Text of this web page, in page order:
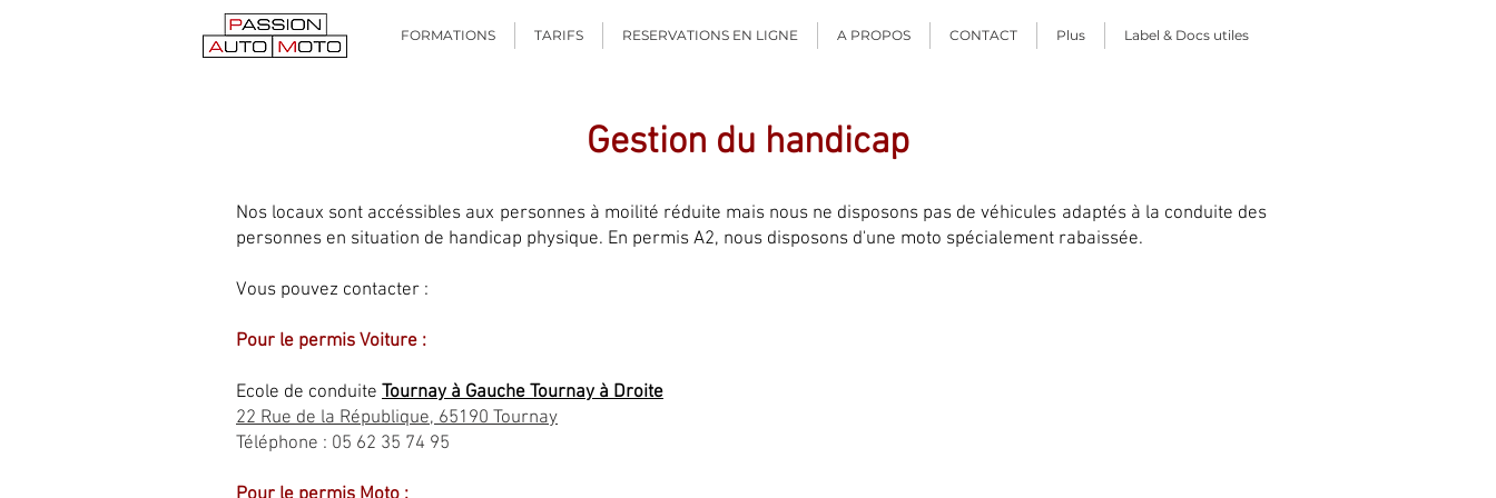
FORMATIONS TARIFS RESERVATIONS EN LIGNE A PROPOS CONTACT Plus Label & Docs utiles
Gestion du handicap
Nos locaux sont accéssibles aux personnes à moilité réduite mais nous ne disposons pas de véhicules adaptés à la conduite des
personnes en situation de handicap physique. En permis A2, nous disposons d'une moto spécialement rabaissée.
Vous pouvez contacter :
Pour le permis Voiture :
Ecole de conduite Tournay à Gauche Tournay à Droite
22 Rue de la République, 65190 Tournay
Téléphone : 05 62 35 74 95